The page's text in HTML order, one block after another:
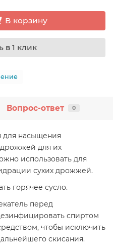
В корзину
в 1 клик
Вопрос-ответ 0
для насыщения
для их
использовать для
сухих дрожжей.
горячее сусло.
перед
спиртом
чтобы исключить
скисания.